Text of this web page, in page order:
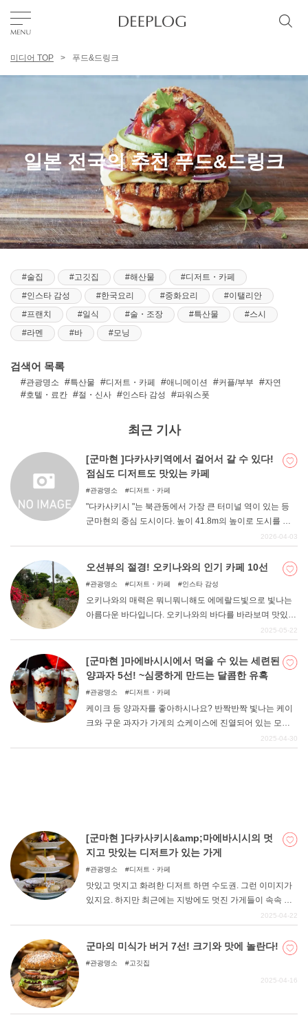
에리어
카테고리
한국어
개인 정보보호
문의
미디어 TOP 푸드&드링크
일본 전국의 추천 푸드&드링크
술집 고깃집 해산물
디저트・카페
인스타 감성
한국요리 중화요리
이탤리안
프랜치
일식 술・조장 특산물
스시
라멘
바 모닝
검색어 목록
관광명소 특산물 디저트・카페 애니메이션 커플/부부
자연
호텔・료칸
절・신사 인스타 감성 파워스폿
최근 기사
[군마현 ]다카사키역에서 걸어서 갈 수 있다!
점심도 디저트도 맛있는 카페
관광명소 디저트・카페
"다카사키시 "는 북관동에서 가장 큰 터미널 역이 있는 등
군마현의 중심 도시이다. 높이 41.8m의 높이로 도시를 내
려다보고 있는 백의대관음( ") ", 수국이 유명한 "청수사(세
많아 군마 관광의 거점으로 삼는 사람도 많은 곳이다. 이번
에는 그런 다카사키시에 있는 '카페'를 정리해 보았다. 다카
2026-04-03
오션뷰의 절경! 오키나와의 인기 카페 10선
관광명소 디저트・카페 인스타 감성
오키나와의 매력은 뭐니뭐니해도 에메랄드빛으로 빛나는
아름다운 바다입니다. 오키나와의 바다를 바라보며 맛있는
음식을 즐길 수 있는 고급스러운 분위기의 카페가 많이 있
오션뷰를 자랑하는 카페를 소개합니다.
2025-05-22
[군마현 ]마에바시시에서 먹을 수 있는 세련된
양과자 5선! ~심쿵하게 만드는 달콤한 유혹
관광명소 디저트・카페
케이크 등 양과자를 좋아하시나요? 반짝반짝 빛나는 케이
크와 구운 과자가 가게의 쇼케이스에 진열되어 있는 모습
은 몇 번을 보아도 설렌다. 이번 기사에서는 군마현 마에바
2025-04-30
[군마현 ]다카사키시&amp;마에바시시의 멋
지고 맛있는 디저트가 있는 가게
관광명소 디저트・카페
맛있고 멋지고 화려한 디저트 하면 수도권. 그런 이미지가
있지요. 하지만 최근에는 지방에도 멋진 가게들이 속속 문
을 열고 있다. 물론 군마현에도 반짝반짝 빛나는 디저트가
소재지 "마에바시시 "에 한정하여 오샤레스이츠가 있는 가
게를 정리해 보았다. 드라이브나 여행의 동반자로 달콤한
2025-04-22
군마의 미식가 버거 7선! 크기와 맛에 놀란다!
관광명소 고깃집
2025-04-16